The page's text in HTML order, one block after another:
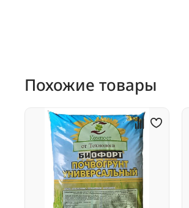
Похожие товары